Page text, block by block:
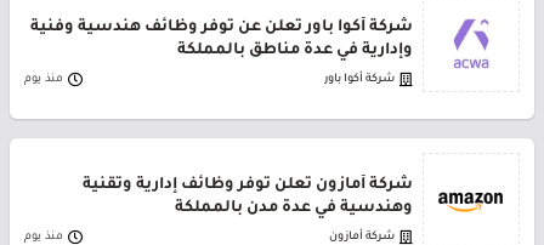
شركة أكوا باور تعلن عن توفر وظائف هندسية وفنية
وإدارية في عدة مناطق بالمملكة
شركة أكوا باور منذ يوم
شركة أمازون تعلن توفر وظائف إدارية وتقنية
وهندسية في عدة مدن بالمملكة
شركة أمازون منذ يوم